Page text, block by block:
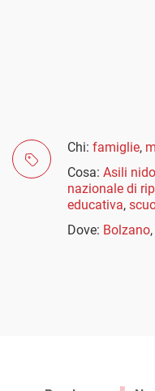
Chi: famiglie,
Cosa: Asili nido
nazionale di
educativa,
Dove: Bolzano,